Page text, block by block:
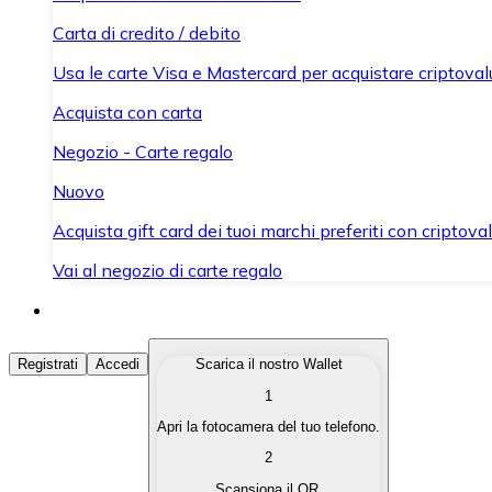
Carta di credito / debito
Usa le carte Visa e Mastercard per acquistare
Acquista con carta
Negozio - Carte regalo
Nuovo
Acquista gift card dei tuoi marchi preferiti con
Vai al negozio di carte regalo
Acquista Criptovalute
Acquista le criptovalute che ti interessano in modo
Converti le tue criptovalute in valuta fiat quando ne hai
Registrati Accedi
Scarica il nostro Wallet
1
Apri la fotocamera del tuo telefono.
2